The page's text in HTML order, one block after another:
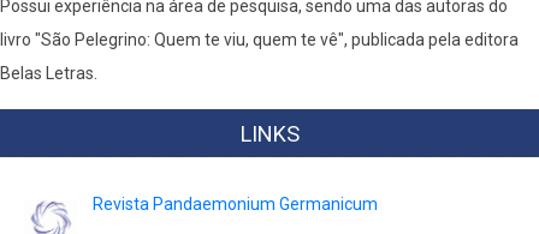
Possui experiência na área de pesquisa, sendo uma das autoras do
livro "São Pelegrino: Quem te viu, quem te vê", publicada pela editora
Belas Letras.
LINKS
Revista Pandaemonium Germanicum